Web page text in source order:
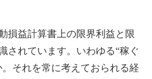
損益計算書上の限界利益と限
されています。いわゆる“稼ぐ
それを常に考えておられる経